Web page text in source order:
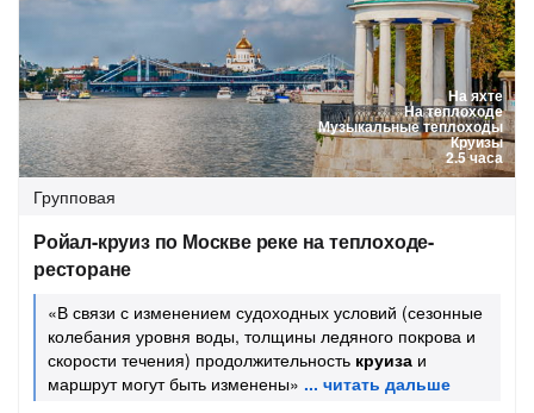
На яхте
На теплоходе
Музыкальные теплоходы
Круизы
2.5 часа
Групповая
Ройал-круиз по Москве реке на теплоходе-
ресторане
«В связи с изменением судоходных условий (сезонные
колебания уровня воды, толщины ледяного покрова и
скорости течения) продолжительность круиза и
маршрут могут быть изменены»